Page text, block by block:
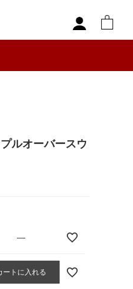
ルオーバースウ
—
ートに入れる